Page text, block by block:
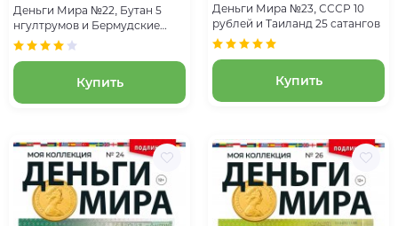
Деньги Мира №22, Бутан 5
нгултрумов и Бермудские
острова 1 цент
Купить
Деньги Мира №23, СССР 10
рублей и Таиланд 25 сатангов
Купить